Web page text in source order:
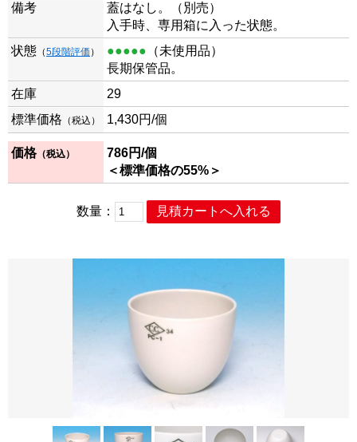
備考
蓋はなし。（別売）
入手時、専用箱に入った状態。
状態 （5段階評価 ） ●●●●● （未使用品）
長期保管品。
在庫
29
標準価格 （税込） 1,430円/個
価格（税込） 786円/個
＜標準価格の55%＞
数量：